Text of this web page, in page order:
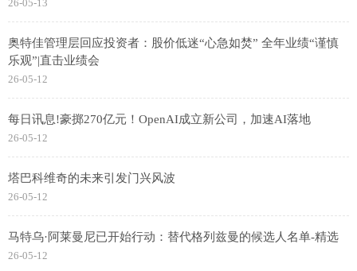
26-05-13
奥特佳管理层回应投资者：股价低迷“心急如焚” 全年业绩“谨慎
乐观”|直击业绩会
26-05-12
每日讯息!豪掷270亿元！OpenAI成立新公司，加速AI落地
26-05-12
塔巴科维奇的未来引发门兴风波
26-05-12
马特乌·阿莱曼尼已开始行动：替代格列兹曼的候选人名单-精选
26-05-12